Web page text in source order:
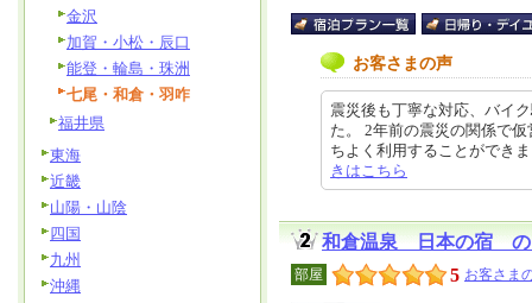
お客さまの声
震災後も丁寧な対応、バイ
た。 2年前の震災の関係で
ちよく利用することができ
きはこちら
和倉温泉 日本の宿 の
部屋 5 お客さま
金沢
加賀・小松・辰口
能登・輪島・珠洲
七尾・和倉・羽咋
福井県
東海
近畿
山陽・山陰
四国
九州
沖縄